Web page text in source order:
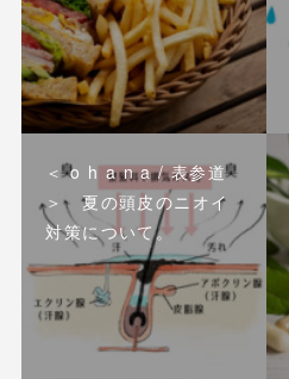
＜ o h a n a / 表参道
＞ 夏の頭皮のニオイ
対策について。